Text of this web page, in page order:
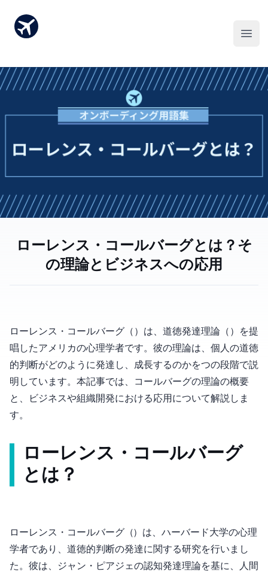
ローレンス・コールバーグとは？そ
の理論とビジネスへの応用
ローレンス・コールバーグ（Lawrence Kohlberg）は、道徳発達理論（Moral Development Theory）を提
唱したアメリカの心理学者です。彼の理論は、個人の道徳
的判断がどのように発達し、成長するのかを6つの段階で説
明しています。本記事では、コールバーグの理論の概要
と、ビジネスや組織開発における応用について解説しま
す。
ローレンス・コールバーグ
とは？
ローレンス・コールバーグ（1927-1987）は、ハーバード大学の心理
学者であり、道徳的判断の発達に関する研究を行いまし
た。彼は、ジャン・ピアジェの認知発達理論を基に、人間